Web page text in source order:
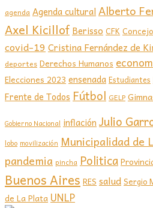
agenda Agenda culturalAlberto
Axel Kicillof Berisso CFK
covid-19 Cristina Fernández de
deportes Derechos Humanos
Elecciones 2023 ensenada Estudiantes
Frente de Todos Fútbol GELP
Gobierno Nacional inflación Julio
lobo movilización Municipalidad de
pandemia pincha Politica
Buenos Aires RES saludSergio
de La Plata UNLP